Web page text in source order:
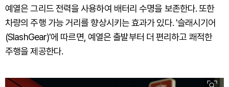
예열은 그리드 전력을 사용하여 배터리 수명을 보존한다. 또한
차량의 주행 가능 거리를 향상시키는 효과가 있다. '슬래시기어
(SlashGear)'에 따르면, 예열은 출발부터 더 편리하고 쾌적한
주행을 제공한다.